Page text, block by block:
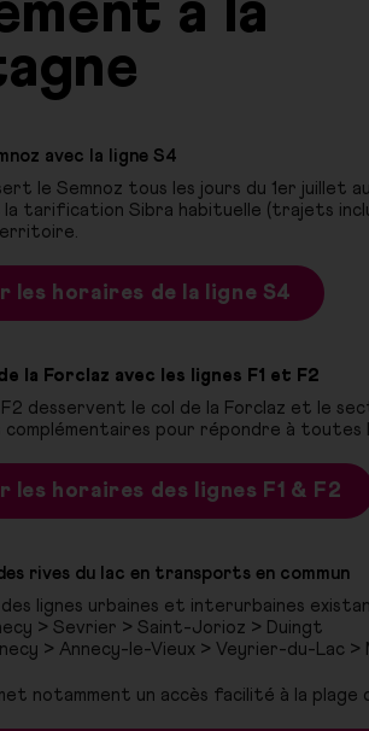
à la
avec la ligne S4
le Semnoz tous les jours du 1er juillet
la tarification Sibra habituelle (trajets
les horaires de la ligne S4
la Forclaz avec les lignes F1 et F2
F2 desservent le col de la Forclaz et le
complémentaires pour répondre à toutes
les horaires des lignes F1 & F2
rives du lac en transports en commun
des lignes urbaines et interurbaines
> Sevrier > Saint-Jorioz > Duingt
> Annecy-le-Vieux > Veyrier-du-Lac
notamment un accès facilité à la plage